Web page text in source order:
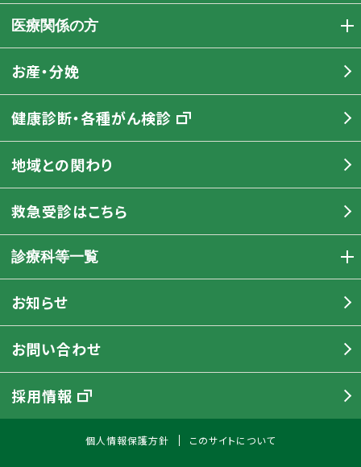
医療関係の方
お産・分娩
健康診断・各種がん検診
地域との関わり
救急受診はこちら
診療科等一覧
お知らせ
お問い合わせ
採用情報
個人情報保護方針 このサイトについて